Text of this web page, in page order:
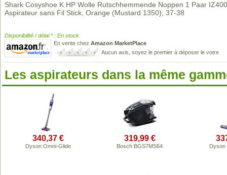
Shark Cosyshoe K HP Wolle Rutschhemmende Noppen 1 Paar
Aspirateur sans Fil Stick, Orange (Mustard 1350), 37-38
Disponibilité / délai * : En stock
En vente chez Amazon MarketPlace
Aucun avis, soyez le premier à déposer le votre
Les aspirateurs dans la même
340,37 €
Dyson Omni-Glide
319,99 €
Bosch BGS7MS64 Dyson